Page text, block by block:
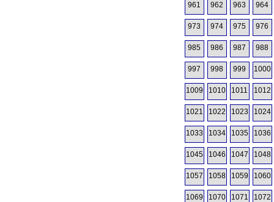
961 962 963 964
973 974 975 976
985 986 987 988
997 998 999 1000
1009 1010 1011 1012
1021 1022 1023 1024
1033 1034 1035 1036
1045 1046 1047 1048
1057 1058 1059 1060
1069 1070 1071 1072